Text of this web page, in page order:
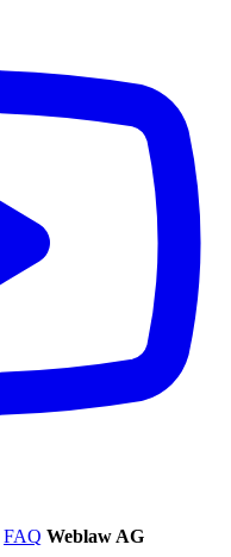
FAQ Weblaw AG